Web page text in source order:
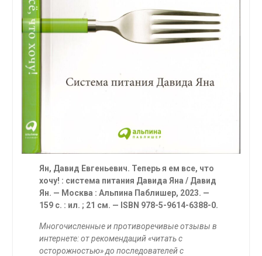
Ян, Давид Евгеньевич. Теперь я ем все, что
хочу! : система питания Давида Яна / Давид
Ян. — Москва : Альпина Паблишер, 2023. —
159 с. : ил. ; 21 см. — ISBN 978-5-9614-6388-0.
Многочисленные и противоречивые отзывы в
интернете: от рекомендаций «читать с
осторожностью» до последователей с